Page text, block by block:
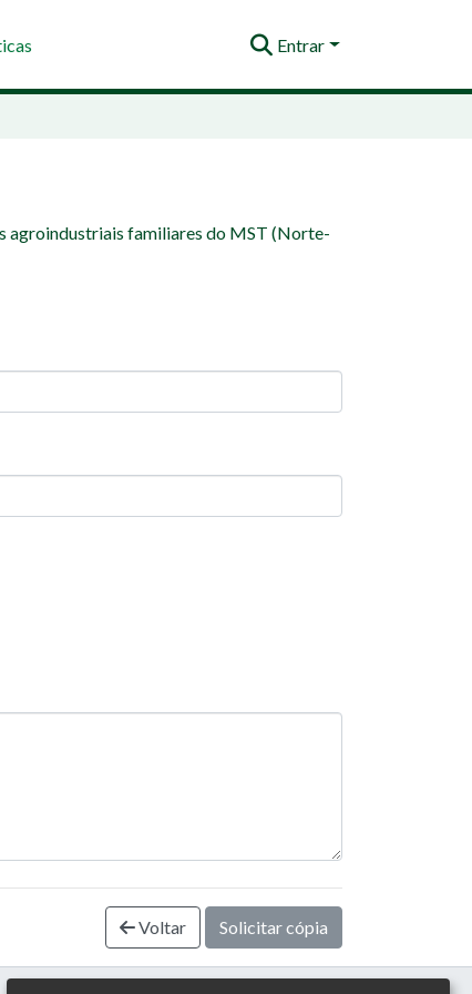
Entrar
agroindustriais familiares do MST (Norte-
Voltar Solicitar cópia